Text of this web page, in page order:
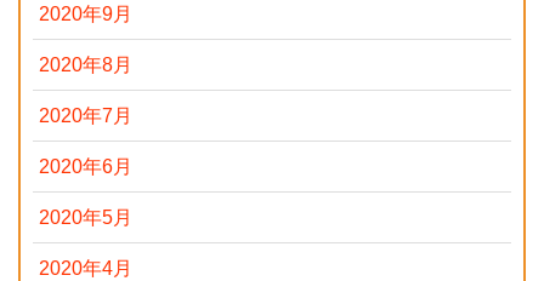
2020年9月
2020年8月
2020年7月
2020年6月
2020年5月
2020年4月